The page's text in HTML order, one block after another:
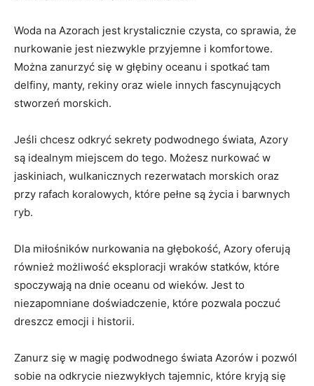
Woda na Azorach jest krystalicznie czysta, co sprawia, że
nurkowanie jest niezwykle przyjemne i komfortowe.
Można zanurzyć się w głębiny oceanu i spotkać tam
delfiny, manty, rekiny oraz wiele innych fascynujących
stworzeń morskich.
Jeśli chcesz odkryć sekrety podwodnego świata, Azory
są idealnym miejscem do tego. Możesz nurkować w
jaskiniach, wulkanicznych rezerwatach morskich oraz
przy rafach koralowych, które pełne są życia i barwnych
ryb.
Dla miłośników nurkowania na głębokość, Azory oferują
również możliwość eksploracji wraków statków, które
spoczywają na dnie oceanu od wieków. Jest to
niezapomniane doświadczenie, które pozwala poczuć
dreszcz emocji i historii.
Zanurz się w magię podwodnego świata Azorów i pozwól
sobie na odkrycie niezwykłych tajemnic, które kryją się